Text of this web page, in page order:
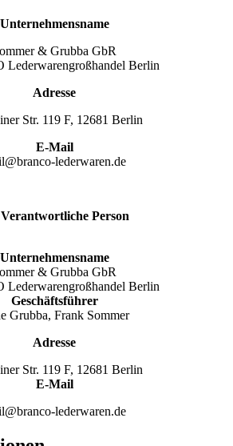
Unternehmensname
& Grubba GbR
Lederwarengroßhandel Berlin
Adresse
Str. 119 F, 12681 Berlin
E-Mail
lederwaren.de
Person
Unternehmensname
& Grubba GbR
Lederwarengroßhandel Berlin
Geschäftsführer
Grubba, Frank Sommer
Adresse
Str. 119 F, 12681 Berlin
E-Mail
lederwaren.de